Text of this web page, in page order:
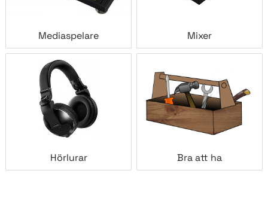
Mediaspelare Mixer
Hörlurar Bra att ha